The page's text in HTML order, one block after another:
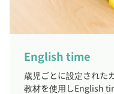
English time
歳児ごとに設定された
教材を使用しEnglish